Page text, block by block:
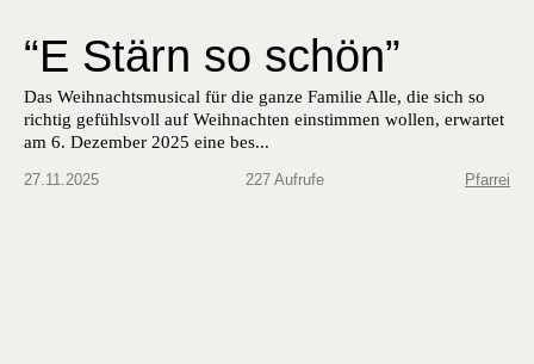
“E Stärn so schön”
Das Wei­h­nachtsmu­si­cal für die ganze Fam­i­lie Alle, die sich so
richtig gefühlsvoll auf Wei­h­nacht­en ein­stim­men wollen, erwartet
am 6. Dezem­ber 2025 eine bes...
27.11.2025 227 Aufrufe Pfarrei